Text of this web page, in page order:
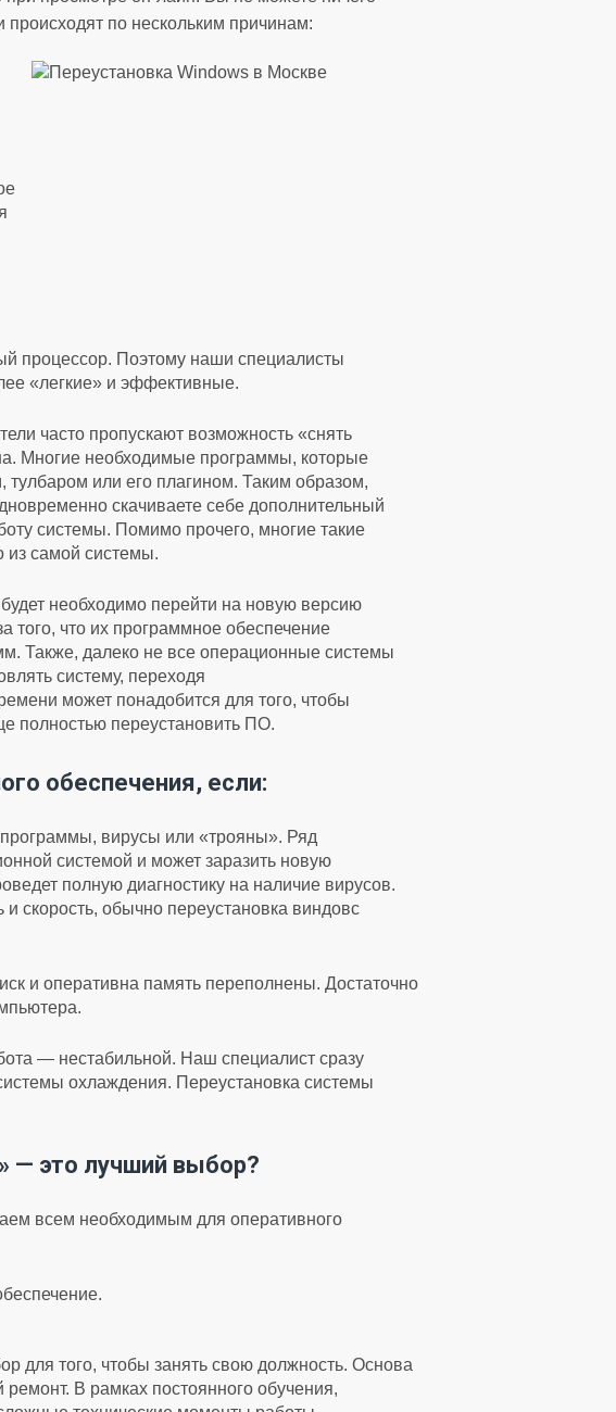
по нескольким причинам:
процессор. Поэтому наши специалисты
«легкие» и эффективные.
часто пропускают возможность «снять
Многие необходимые программы, которые
или его плагином. Таким образом,
скачиваете себе дополнительный
системы. Помимо прочего, многие такие
из самой системы.
необходимо перейти на новую версию
того, что их программное обеспечение
Также, далеко не все операционные системы
систему, переходя
может понадобится для того, чтобы
полностью переустановить ПО.
обеспечения, если:
вирусы или «трояны». Ряд
системой и может заразить новую
полную диагностику на наличие вирусов.
скорость, обычно переустановка виндовс
и оперативна память переполнены. Достаточно
— нестабильной. Наш специалист сразу
охлаждения. Переустановка системы
— это лучший выбор?
всем необходимым для оперативного
того, чтобы занять свою должность. Основа
В рамках постоянного обучения,